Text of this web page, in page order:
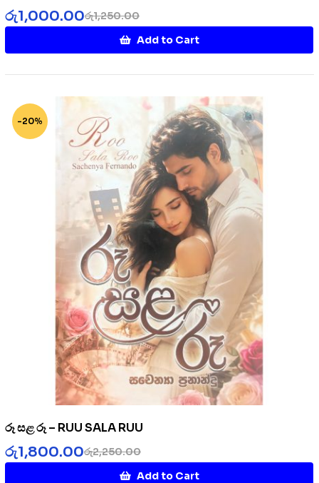
රු1,250.00
රු1,000.00
Add to Cart
-20%
රූ සළ රූ – RUU SALA RUU
රු2,250.00
රු1,800.00
Add to Cart